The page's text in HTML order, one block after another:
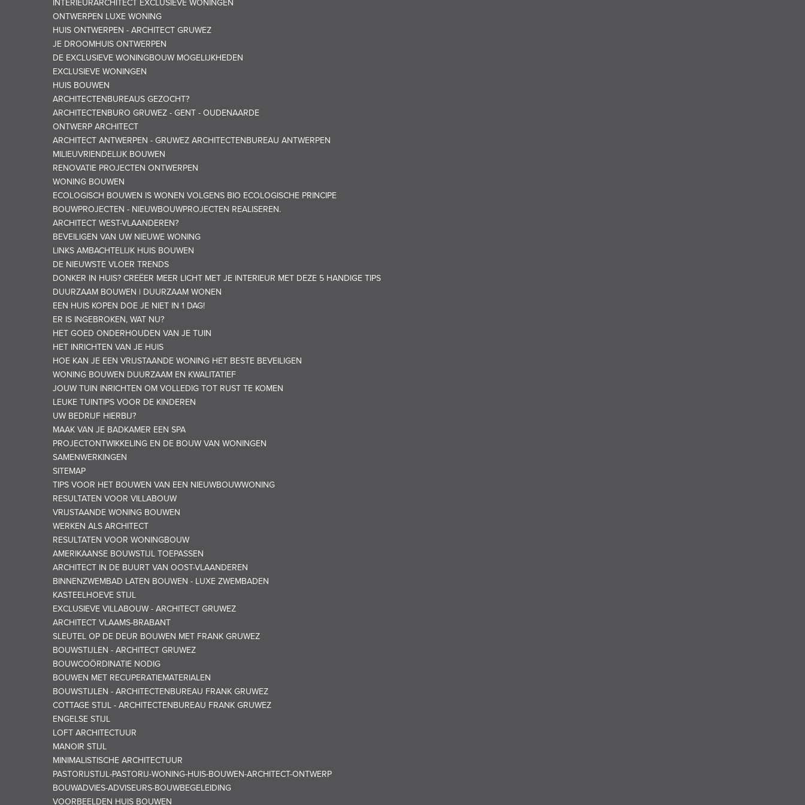
INTERIEURARCHITECT EXCLUSIEVE WONINGEN
ONTWERPEN LUXE WONING
HUIS ONTWERPEN - ARCHITECT GRUWEZ
JE DROOMHUIS ONTWERPEN
DE EXCLUSIEVE WONINGBOUW MOGELIJKHEDEN
EXCLUSIEVE WONINGEN
HUIS BOUWEN
ARCHITECTENBUREAUS GEZOCHT?
ARCHITECTENBURO GRUWEZ - GENT - OUDENAARDE
ONTWERP ARCHITECT
ARCHITECT ANTWERPEN - GRUWEZ ARCHITECTENBUREAU ANTWERPEN
MILIEUVRIENDELIJK BOUWEN
RENOVATIE PROJECTEN ONTWERPEN
WONING BOUWEN
ECOLOGISCH BOUWEN IS WONEN VOLGENS BIO ECOLOGISCHE PRINCIPE
BOUWPROJECTEN - NIEUWBOUWPROJECTEN REALISEREN.
ARCHITECT WEST-VLAANDEREN?
BEVEILIGEN VAN UW NIEUWE WONING
LINKS AMBACHTELIJK HUIS BOUWEN
DE NIEUWSTE VLOER TRENDS
DONKER IN HUIS? CREËER MEER LICHT MET JE INTERIEUR MET DEZE 5 HANDIGE TIPS
DUURZAAM BOUWEN | DUURZAAM WONEN
EEN HUIS KOPEN DOE JE NIET IN 1 DAG!
ER IS INGEBROKEN, WAT NU?
HET GOED ONDERHOUDEN VAN JE TUIN
HET INRICHTEN VAN JE HUIS
HOE KAN JE EEN VRIJSTAANDE WONING HET BESTE BEVEILIGEN
WONING BOUWEN DUURZAAM EN KWALITATIEF
JOUW TUIN INRICHTEN OM VOLLEDIG TOT RUST TE KOMEN
LEUKE TUINTIPS VOOR DE KINDEREN
UW BEDRIJF HIERBIJ?
MAAK VAN JE BADKAMER EEN SPA
PROJECTONTWIKKELING EN DE BOUW VAN WONINGEN
SAMENWERKINGEN
SITEMAP
TIPS VOOR HET BOUWEN VAN EEN NIEUWBOUWWONING
RESULTATEN VOOR VILLABOUW
VRIJSTAANDE WONING BOUWEN
WERKEN ALS ARCHITECT
RESULTATEN VOOR WONINGBOUW
AMERIKAANSE BOUWSTIJL TOEPASSEN
ARCHITECT IN DE BUURT VAN OOST-VLAANDEREN
BINNENZWEMBAD LATEN BOUWEN - LUXE ZWEMBADEN
KASTEELHOEVE STIJL
EXCLUSIEVE VILLABOUW - ARCHITECT GRUWEZ
ARCHITECT VLAAMS-BRABANT
SLEUTEL OP DE DEUR BOUWEN MET FRANK GRUWEZ
BOUWSTIJLEN - ARCHITECT GRUWEZ
BOUWCOÖRDINATIE NODIG
BOUWEN MET RECUPERATIEMATERIALEN
BOUWSTIJLEN - ARCHITECTENBUREAU FRANK GRUWEZ
COTTAGE STIJL - ARCHITECTENBUREAU FRANK GRUWEZ
ENGELSE STIJL
LOFT ARCHITECTUUR
MANOIR STIJL
MINIMALISTISCHE ARCHITECTUUR
PASTORIJSTIJL-PASTORIJ-WONING-HUIS-BOUWEN-ARCHITECT-ONTWERP
BOUWADVIES-ADVISEURS-BOUWBEGELEIDING
VOORBEELDEN HUIS BOUWEN